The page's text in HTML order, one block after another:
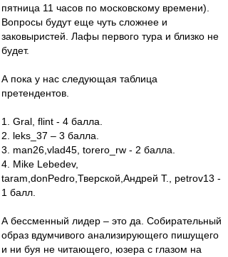
пятница 11 часов по московскому времени).
Вопросы будут еще чуть сложнее и
заковыристей. Лафы первого тура и близко не
будет.
А пока у нас следующая таблица
претендентов.
1. Gral, flint - 4 балла.
2. leks_37 – 3 балла.
3. man26,vlad45, torero_rw - 2 балла.
4. Mike Lebedev,
taram,donPedro,Тверской,Андрей Т., petrov13 -
1 балл.
А бессменный лидер – это да. Собирательный
образ вдумчивого анализирующего пишущего
и ни буя не читающего, юзера с глазом на